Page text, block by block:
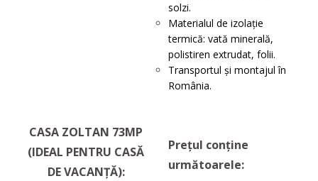
solzi.
Materialul de izolație
termică: vată minerală,
polistiren extrudat, folii.
Transportul şi montajul în
România.
CASA ZOLTAN 73MP
(IDEAL PENTRU CASĂ
DE VACANȚĂ):
Prețul conține
următoarele: